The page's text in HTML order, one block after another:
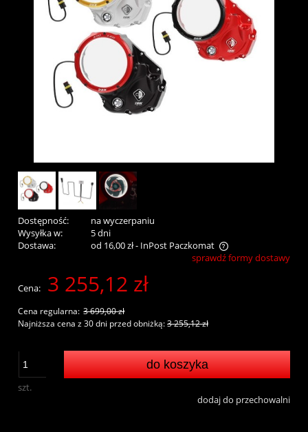
Dostępność:
na wyczerpaniu
Wysyłka w:
5 dni
Dostawa:
od 16,00 zł- InPost Paczkomat
Cena nie zawiera ewentualnych kosztów płatnościsprawdź formy dostawy
Cena: 3 255,12 zł
Cena regularna: 3 699,00 zł
Najniższa cena z 30 dni przed obniżką:3 255,12 zł
szt.
do koszyka
dodaj do przechowalni